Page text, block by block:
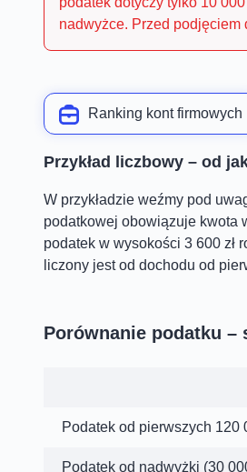
nadwyżce. Przed
Ranking kont firmowych
Przykład liczbowy – od
W przykładzie weźmy pod
podatkowej obowiązuje kwota
podatek w wysokości 3 600 zł
liczony jest od dochodu od
Porównanie podatku –
Podatek od pierwszych 120
Podatek od nadwyżki (30